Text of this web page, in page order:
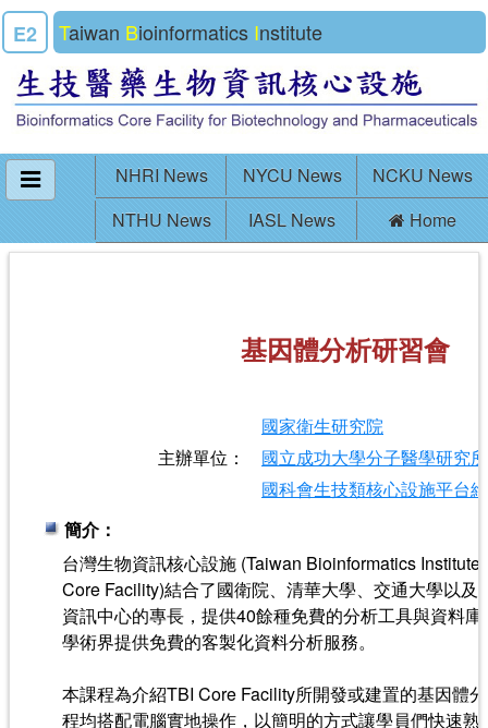
E2 Taiwan Bioinformatics Institute
NHRI News NYCU News
NCKU News
NTHU News
IASL News Home
基因體分析研習會
主辦單位：
國家衛生研究院
國立成功大學分子醫學研究所
國科會生技類核心設施平台
簡介：
台灣生物資訊核心設施 (Taiwan Bioinformatics Institute
Core Facility)結合了國衛院、清華大學、交通大學以及
資訊中心的專長，提供40餘種免費的分析工具與資料
學術界提供免費的客製化資料分析服務。
本課程為介紹TBI Core Facility所開發或建置的基因體
程均搭配電腦實地操作，以簡明的方式讓學員們快速